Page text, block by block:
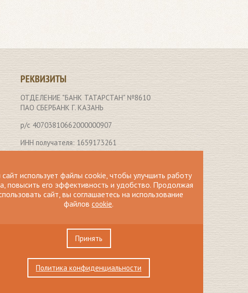
РЕКВИЗИТЫ
ОТДЕЛЕНИЕ "БАНК ТАТАРСТАН" №8610
ПАО СБЕРБАНК Г. КАЗАНЬ
р/с 40703810662000000907
ИНН получателя: 1659173261
кор.счет 30101810600000000603
КПП получателя: 165901001
защиты семьи, материнства и детства
«Умиление» (в системе Сбербанк
Назначение платежа: Добровольное
пожертвование на уставные цели
использует файлы cookie, чтобы улучшить работу
повысить его эффективность и удобство. Продолжая
сайт, вы соглашаетесь на использование
файлов cookie.
Принять
Политика конфиденциальности